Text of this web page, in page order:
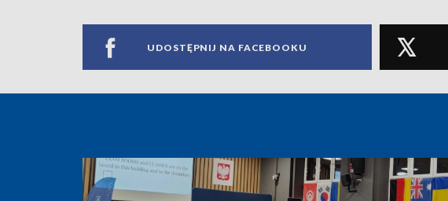
UDOSTĘPNIJ NA FACEBOOKU